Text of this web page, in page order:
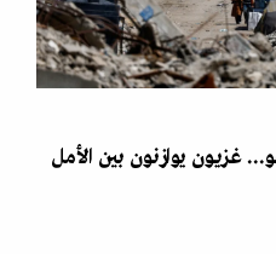
غزيون يوازنون بين الأمل